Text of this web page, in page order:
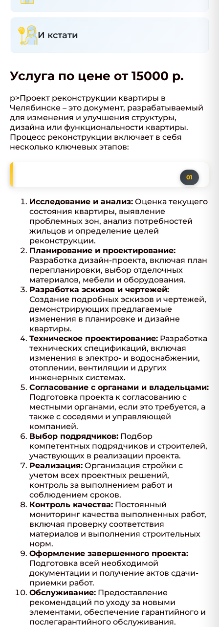
И кстати
Услуга по цене от 15000 р.
p>Проект реконструкции квартиры в
Челябинске – это документ, разрабатываемый
для изменения и улучшения структуры,
дизайна или функциональности квартиры.
Процесс реконструкции включает в себя
несколько ключевых этапов:
Исследование и анализ: Оценка текущего
состояния квартиры, выявление
проблемных зон, анализ потребностей
жильцов и определение целей
реконструкции.
Планирование и проектирование:
Разработка дизайн-проекта, включая план
перепланировки, выбор отделочных
материалов, мебели и оборудования.
Разработка эскизов и чертежей:
Создание подробных эскизов и чертежей,
демонстрирующих предлагаемые
изменения в планировке и дизайне
квартиры.
Техническое проектирование: Разработка
технических спецификаций, включая
изменения в электро- и водоснабжении,
отоплении, вентиляции и других
инженерных системах.
Согласование с органами и владельцами:
Подготовка проекта к согласованию с
местными органами, если это требуется, а
также с соседями и управляющей
компанией.
Выбор подрядчиков: Подбор
компетентных подрядчиков и строителей,
участвующих в реализации проекта.
Реализация: Организация стройки с
учетом всех проектных решений,
контроль за выполнением работ и
соблюдением сроков.
Контроль качества: Постоянный
мониторинг качества выполненных работ,
включая проверку соответствия
материалов и выполнения строительных
норм.
Оформление завершенного проекта:
Подготовка всей необходимой
документации и получение актов сдачи-
приемки работ.
Обслуживание: Предоставление
рекомендаций по уходу за новыми
элементами, обеспечение гарантийного и
послегарантийного обслуживания.